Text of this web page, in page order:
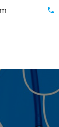
